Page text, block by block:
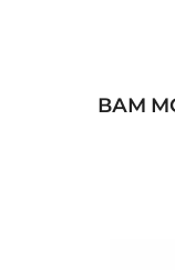
ВАМ